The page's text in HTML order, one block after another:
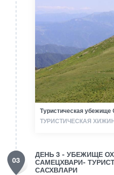
Туристическая убежище
ТУРИСТИЧЕСКАЯ
03
ДЕНЬ 3 - УБЕЖИЩЕ
САМЕЦХВАРИ-
САСХВЛАРИ